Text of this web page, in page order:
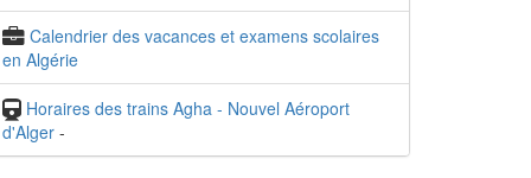
Calendrier des vacances et examens scolaires
en Algérie
Horaires des trains Agha - Nouvel Aéroport
d'Alger -